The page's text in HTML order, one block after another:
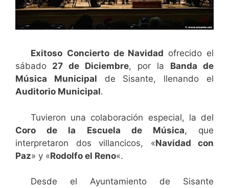
Exitoso Concierto de Navidad ofrecido el
sábado 27 de Diciembre, por la Banda de
Música Municipal de Sisante, llenando el
Auditorio Municipal.
Tuvieron una colaboración especial, la del
Coro de la Escuela de Música, que
interpretaron dos villancicos, «Navidad con
Paz» y «Rodolfo el Reno«.
Desde el Ayuntamiento de Sisante